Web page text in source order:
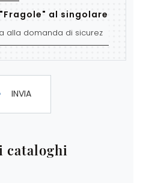
cataloghi
al singolare
INVIA